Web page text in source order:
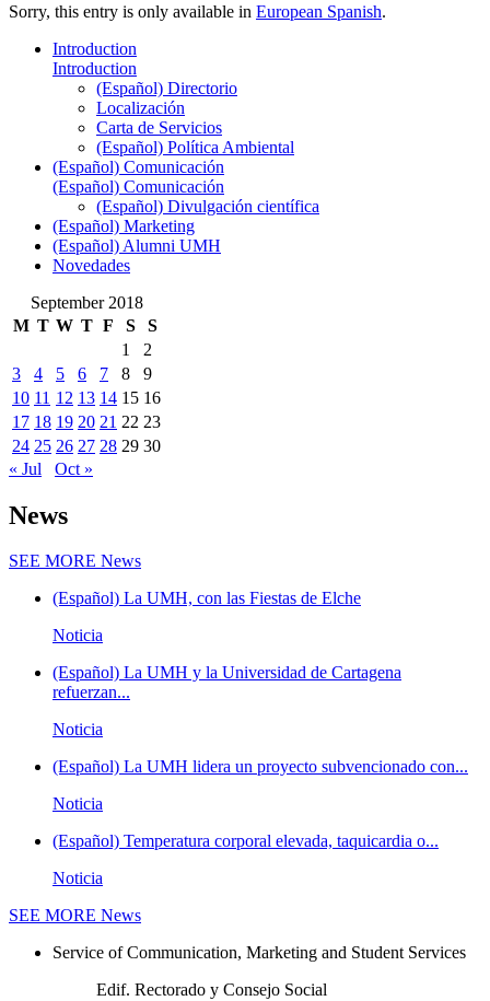
Sorry, this entry is only available in European Spanish.
Introduction
Introduction
(Español) Directorio
Localización
Carta de Servicios
(Español) Política Ambiental
(Español) Comunicación
(Español) Comunicación
(Español) Divulgación científica
(Español) Marketing
(Español) Alumni UMH
Novedades
September 2018
M T W T F S
S
1
2
3
4 5 6 7 8
9
10 11 12 13 14 15 16
17 18 19 20 21 22 23
24 25 26 27 28 29 30
« Jul
Oct »
News
SEE MORE News
(Español) La UMH, con las Fiestas de Elche
Noticia
(Español) La UMH y la Universidad de Cartagena
refuerzan...
Noticia
(Español) La UMH lidera un proyecto subvencionado con...
Noticia
(Español) Temperatura corporal elevada, taquicardia o...
Noticia
SEE MORE News
Service of Communication, Marketing and Student Services
Edif. Rectorado y Consejo Social